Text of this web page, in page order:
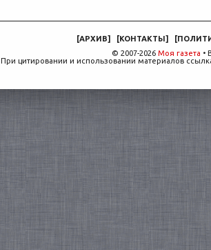
[АРХИВ] [КОНТАКТЫ] [
© 2007-2026 Моя газета •
При цитировании и использовании материалов